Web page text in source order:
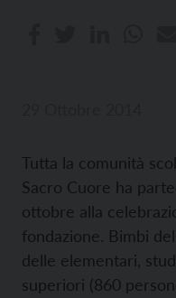
Tutta la comunità
Sacro Cuore ha
ottobre alla
fondazione. Bimbi
delle elementari,
superiori (860